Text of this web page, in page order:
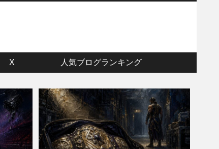
X 人気ブログランキング